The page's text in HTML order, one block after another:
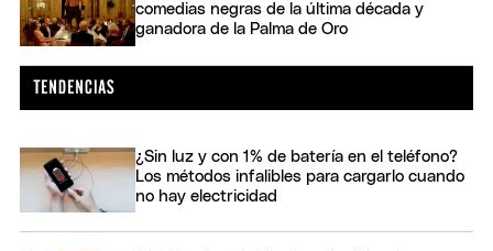
comedias negras de la última década y
ganadora de la Palma de Oro
¿Sin luz y con 1% de batería en el teléfono?
Los métodos infalibles para cargarlo cuando
no hay electricidad